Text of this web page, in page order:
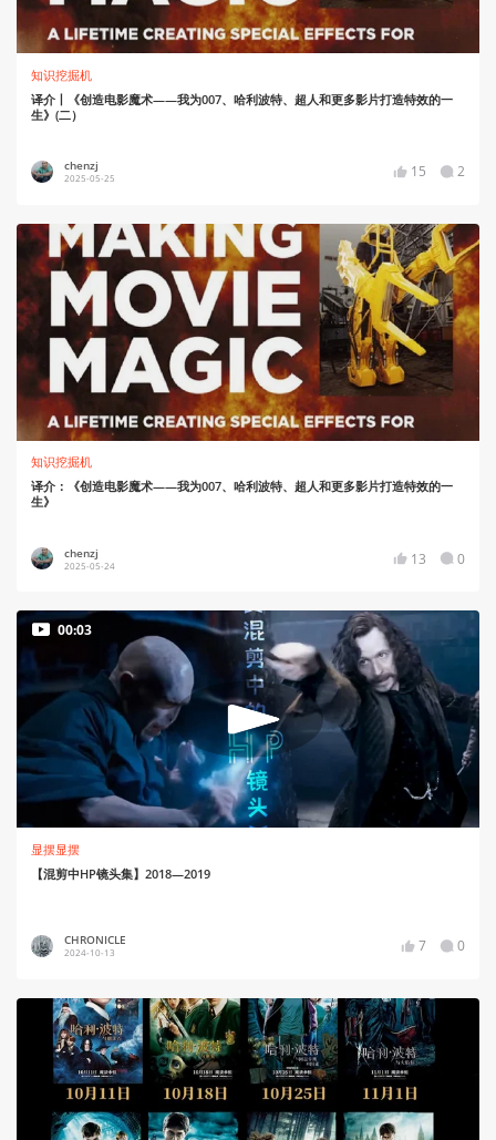
知识挖掘机
译介丨《创造电影魔术——我为007、哈利波特、超人和更多影片打造特效的一
生》(二）
chenzj
2025-05-25 15 2
知识挖掘机
译介：《创造电影魔术——我为007、哈利波特、超人和更多影片打造特效的一
生》
chenzj
2025-05-24 13 0
00:03
显摆显摆
【混剪中HP镜头集】2018—2019
CHRONICLE
2024-10-13 7 0